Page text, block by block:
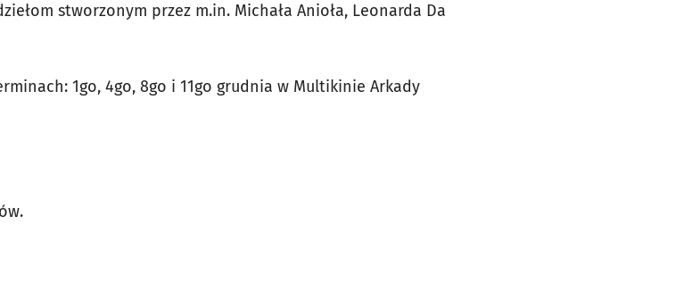
stworzonym przez m.in. Michała Anioła, Leonarda Da
1go, 4go, 8go i 11go grudnia w Multikinie Arkady